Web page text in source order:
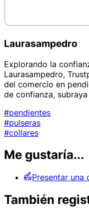
Laurasampedro
Explorando la
Laurasampedro,
del comercio en
de confianza,
#pendientes
#pulseras
#collares
Me gustaría...
Presentar una
También